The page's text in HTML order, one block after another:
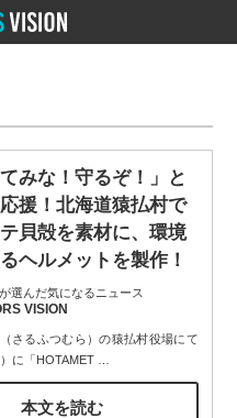
てみな！守るぞ！」と
援！北海道猿払村で
貝殻を素材に、環境
ヘルメットを製作！
選んだ気になるニュース
VISION
さるふつむら）の猿払村役場にて
に「HOTAMET…
本文を読む